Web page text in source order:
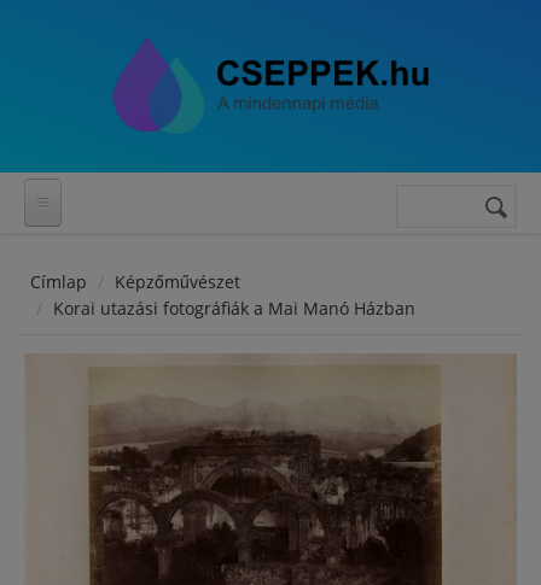
Keresés
Címlap
Képzőművészet
Korai utazási fotográfiák a Mai Manó Házban